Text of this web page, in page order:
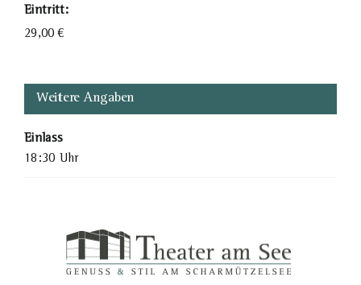
Eintritt:
29,00 €
Weitere Angaben
Einlass
18:30 Uhr